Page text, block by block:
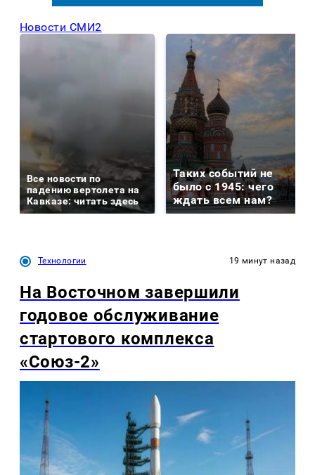
Новости СМИ2
Все новости по
падению вертолета на
Кавказе: читать здесь
Таких событий не
было с 1945: чего
ждать всем нам?
Технологии 19 минут назад
На Восточном завершили
годовое обслуживание
стартового комплекса
«Союз-2»